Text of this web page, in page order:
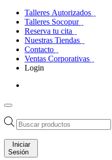
Talleres Autorizados
Talleres Socopur
Reserva tu cita
Nuestras Tiendas
Contacto
Ventas Corporativas
Login
Búsqueda
de
productos
Iniciar
Sesión